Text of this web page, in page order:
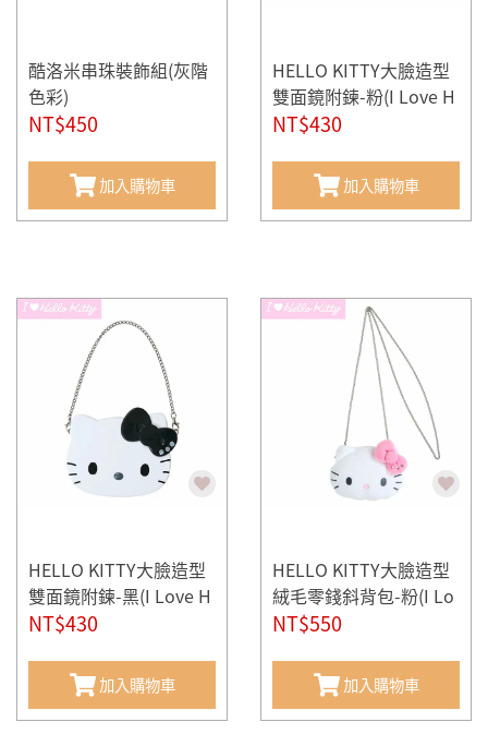
酷洛米串珠裝飾組(灰階
色彩)
NT$450
加入購物車
HELLO KITTY大臉造型
雙面鏡附鍊-粉(I Love H
ello Kitty)
NT$430
加入購物車
HELLO KITTY大臉造型
雙面鏡附鍊-黑(I Love H
ello Kitty)
NT$430
加入購物車
HELLO KITTY大臉造型
絨毛零錢斜背包-粉(I Lo
ve Hello Kitty)
NT$550
加入購物車